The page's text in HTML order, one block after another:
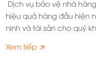
Dịch vụ bảo vệ nhà
hiệu quả hàng đầu hiện
ninh và tài sản cho quý
Xem tiếp